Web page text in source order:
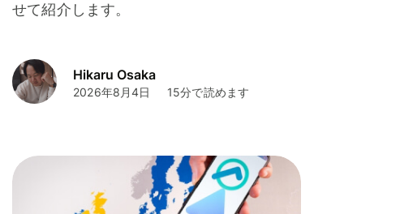
せて紹介します。
Hikaru Osaka
2026年8月4日 15分で読めます